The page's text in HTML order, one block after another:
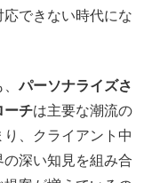
できない時代にな
、パーソナライズさ
ーチは主要な潮流の
、クライアント中
深い知見を組み合